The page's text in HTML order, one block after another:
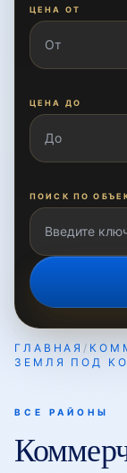
ЦЕНА ОТ
ЦЕНА ДО
ПОИСК ПО
ГЛАВНАЯ /
ЗЕМЛЯ ПОД
ВСЕ РАЙОНЫ